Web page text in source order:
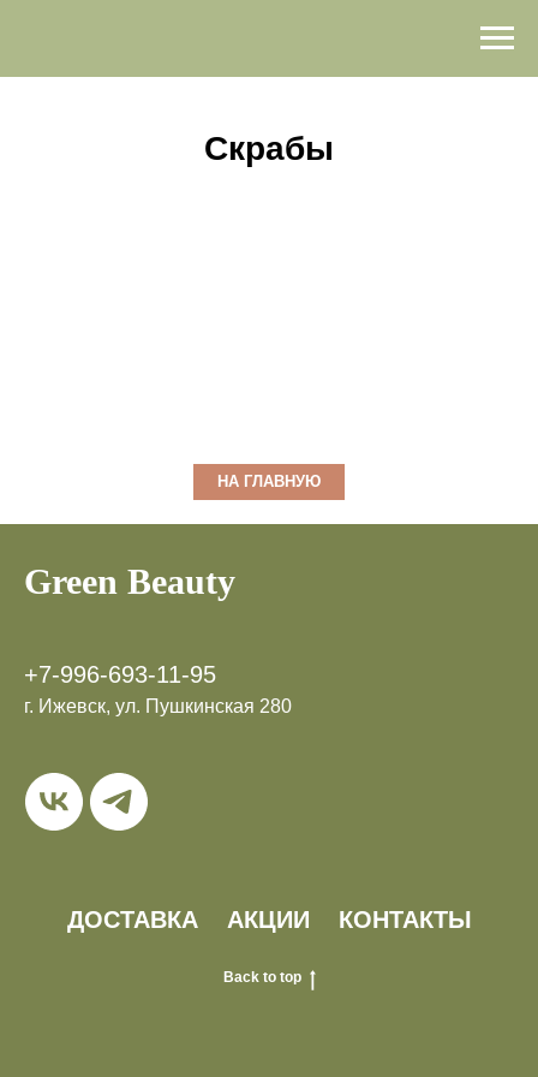
Скрабы
НА ГЛАВНУЮ
Green Beauty
+7-996-693-11-95
г. Ижевск, ул. Пушкинская 280
ДОСТАВКА АКЦИИ КОНТАКТЫ
Back to top